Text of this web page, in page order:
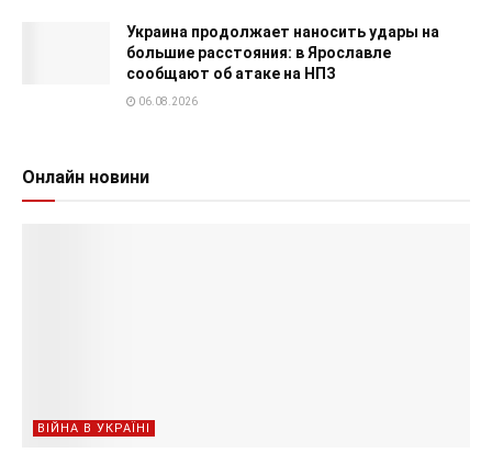
Украина продолжает наносить удары на
большие расстояния: в Ярославле
сообщают об атаке на НПЗ
06.08.2026
Онлайн новини
ВІЙНА В УКРАЇНІ